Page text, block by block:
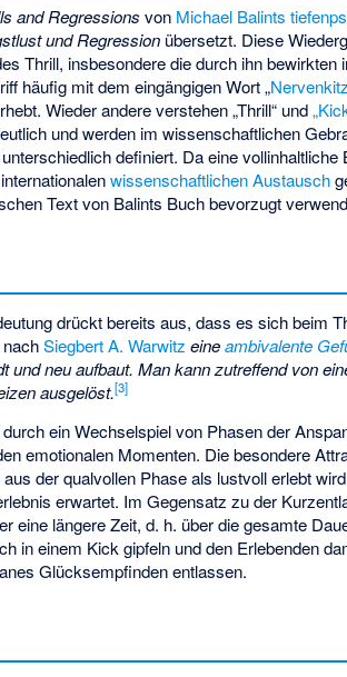
and Regressions von Michael Balints
und Regression übersetzt. Diese
Thrill, insbesondere die durch ihn bewirkten
häufig mit dem eingängigen Wort „
Wieder andere verstehen „Thrill“ und
und werden im wissenschaftlichen
definiert. Da eine
wissenschaftlichen Austausch
Text von Balints Buch bevorzugt
drückt bereits aus, dass es sich beim
nachSiegbert A. Warwitz eineambivalente
und neu aufbaut. Man kann zutreffend von
ausgelöst.[3]
ein Wechselspiel von Phasen der
emotionalen Momenten. Die besondere
der qualvollen Phase als lustvoll erlebt
erwartet. Im Gegensatz zu der
eine längere Zeit, d. h. über die gesamte
in einem Kick gipfeln und den Erlebenden
Glücksempfinden entlassen.